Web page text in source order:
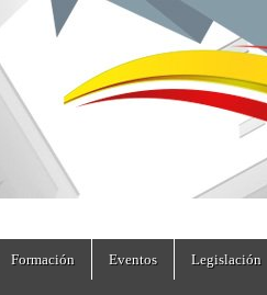
Formación Eventos Legislación